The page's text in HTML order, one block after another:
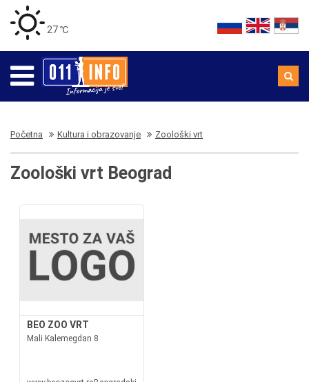
27 ℃
Početna Kultura i obrazovanje Zoološki vrt
Zoološki vrt Beograd
BEO ZOO VRT
Mali Kalemegdan 8